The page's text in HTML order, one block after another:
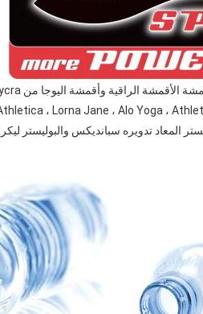
المعاد تدويره سبانديكس والبوليستر